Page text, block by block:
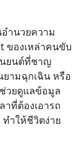
ำนวยความ
ของเหล่าคนขับ
นยนต์ที่ชาญ
ยามฉุกเฉิน หรือ
วยดูแลข้อมูล
าที่ต้องเอารถ
ทำให้ชีวิตง่าย